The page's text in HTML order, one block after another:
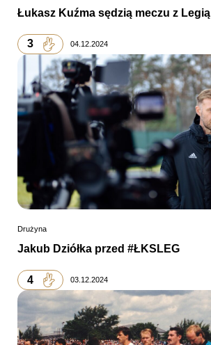
Łukasz Kuźma sędzią meczu z Legią
3 04.12.2024
Drużyna
Jakub Dziółka przed #ŁKSLEG
4 03.12.2024